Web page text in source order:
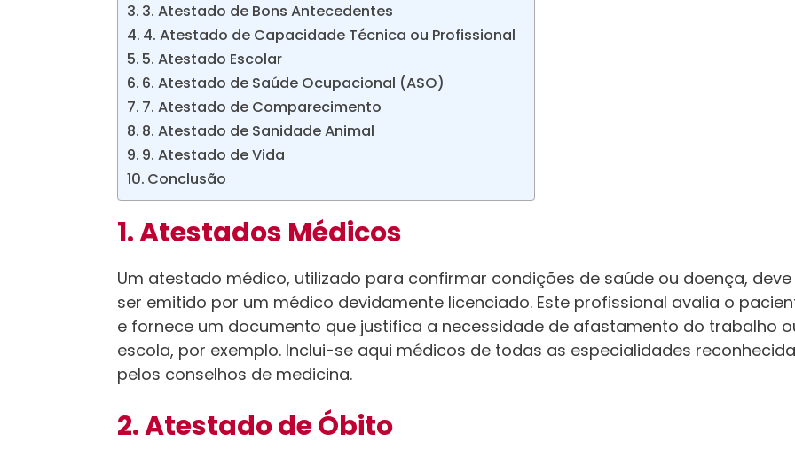
3. Atestado de Bons Antecedentes
4. Atestado de Capacidade Técnica ou Profissional
5. Atestado Escolar
6. Atestado de Saúde Ocupacional (ASO)
7. Atestado de Comparecimento
8. Atestado de Sanidade Animal
9. Atestado de Vida
Conclusão
1. Atestados Médicos
Um atestado médico, utilizado para confirmar condições de saúde ou doença, deve
ser emitido por um médico devidamente licenciado. Este profissional avalia o
e fornece um documento que justifica a necessidade de afastamento do trabalho
escola, por exemplo. Inclui-se aqui médicos de todas as especialidades
pelos conselhos de medicina.
2. Atestado de Óbito